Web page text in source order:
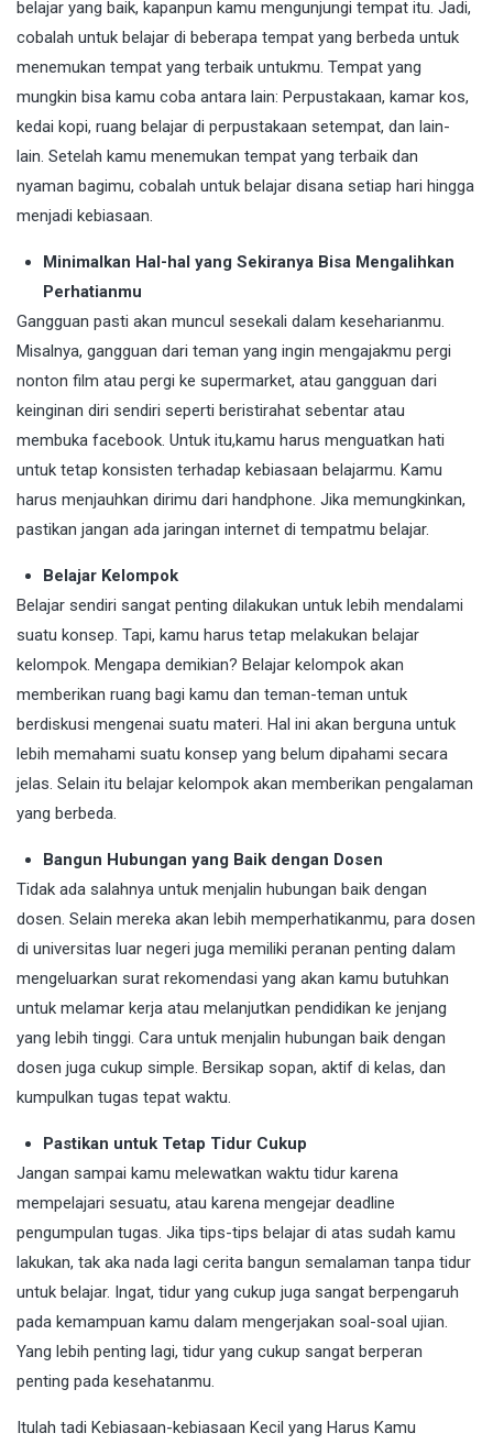
belajar yang baik, kapanpun kamu mengunjungi tempat itu. Jadi,
cobalah untuk belajar di beberapa tempat yang berbeda untuk
menemukan tempat yang terbaik untukmu. Tempat yang
mungkin bisa kamu coba antara lain: Perpustakaan, kamar kos,
kedai kopi, ruang belajar di perpustakaan setempat, dan lain-
lain. Setelah kamu menemukan tempat yang terbaik dan
nyaman bagimu, cobalah untuk belajar disana setiap hari hingga
menjadi kebiasaan.
Minimalkan Hal-hal yang Sekiranya Bisa Mengalihkan
Perhatianmu
Gangguan pasti akan muncul sesekali dalam keseharianmu.
Misalnya, gangguan dari teman yang ingin mengajakmu pergi
nonton film atau pergi ke supermarket, atau gangguan dari
keinginan diri sendiri seperti beristirahat sebentar atau
membuka facebook. Untuk itu,kamu harus menguatkan hati
untuk tetap konsisten terhadap kebiasaan belajarmu. Kamu
harus menjauhkan dirimu dari handphone. Jika memungkinkan,
pastikan jangan ada jaringan internet di tempatmu belajar.
Belajar Kelompok
Belajar sendiri sangat penting dilakukan untuk lebih mendalami
suatu konsep. Tapi, kamu harus tetap melakukan belajar
kelompok. Mengapa demikian? Belajar kelompok akan
memberikan ruang bagi kamu dan teman-teman untuk
berdiskusi mengenai suatu materi. Hal ini akan berguna untuk
lebih memahami suatu konsep yang belum dipahami secara
jelas. Selain itu belajar kelompok akan memberikan pengalaman
yang berbeda.
Bangun Hubungan yang Baik dengan Dosen
Tidak ada salahnya untuk menjalin hubungan baik dengan
dosen. Selain mereka akan lebih memperhatikanmu, para dosen
di universitas luar negeri juga memiliki peranan penting dalam
mengeluarkan surat rekomendasi yang akan kamu butuhkan
untuk melamar kerja atau melanjutkan pendidikan ke jenjang
yang lebih tinggi. Cara untuk menjalin hubungan baik dengan
dosen juga cukup simple. Bersikap sopan, aktif di kelas, dan
kumpulkan tugas tepat waktu.
Pastikan untuk Tetap Tidur Cukup
Jangan sampai kamu melewatkan waktu tidur karena
mempelajari sesuatu, atau karena mengejar deadline
pengumpulan tugas. Jika tips-tips belajar di atas sudah kamu
lakukan, tak aka nada lagi cerita bangun semalaman tanpa tidur
untuk belajar. Ingat, tidur yang cukup juga sangat berpengaruh
pada kemampuan kamu dalam mengerjakan soal-soal ujian.
Yang lebih penting lagi, tidur yang cukup sangat berperan
penting pada kesehatanmu.
Itulah tadi Kebiasaan-kebiasaan Kecil yang Harus Kamu